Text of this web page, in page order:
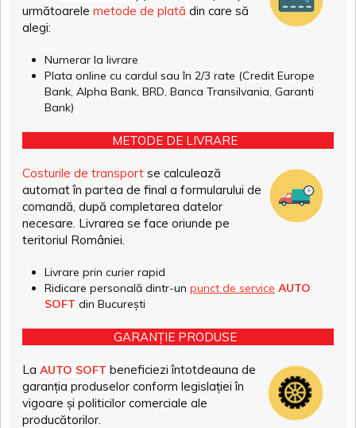
următoarele metode de plată din care să
alegi:
Numerar la livrare
Plata online cu cardul sau în 2/3 rate (Credit Europe
Bank, Alpha Bank, BRD, Banca Transilvania, Garanti
Bank)
METODE DE LIVRARE
Costurile de transport se calculează
automat în partea de final a formularului de
comandă, după completarea datelor
necesare. Livrarea se face oriunde pe
teritoriul României.
Livrare prin curier rapid
Ridicare personală dintr-un punct de service AUTO
SOFT din București
GARANȚIE PRODUSE
La AUTO SOFT beneficiezi întotdeauna de
garanția produselor conform legislației în
vigoare și politicilor comerciale ale
producătorilor.